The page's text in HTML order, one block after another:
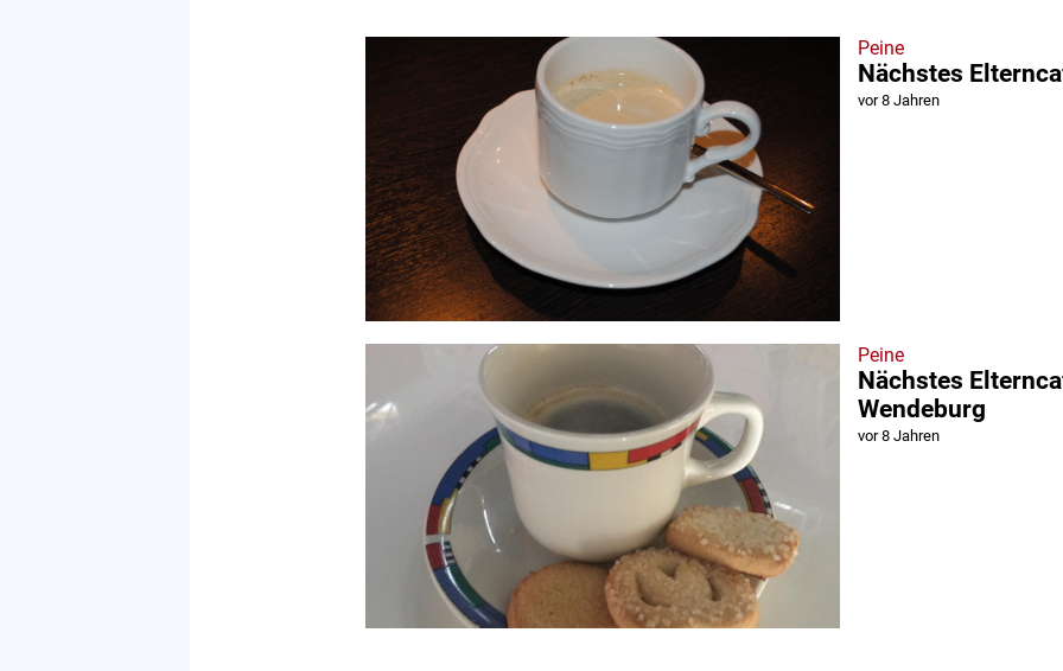
Peine
Nächstes
vor 8 Jahren
Peine
Nächstes
Wendeburg
vor 8 Jahren